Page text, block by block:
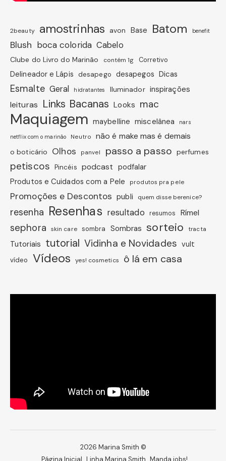
2beauty amostrinhas avon Base Batom benefit
Blush boca colorida Cabelo
Clube do Livro do Marinão contém 1g Corretivo
Delineador e Lápis desapego desapegos Dicas
Esmalte Geral hidratantes Iluminador inspirações
leituras Links Bacanas Looks mac
Maquiagem maybelline miscelânea nars
netflix com o marinão Neutro não é make mas é demais
o boticário Olhos panvel passo a passo perfumes
petiscos Pincéis podcast podfalar
Produtos e Cuidados com a Pele
produtos pra pele
Promoções e Descontos publi quem disse berenice?
resenha Resenhas resultado resumos Rímel
sephora skin care sombra Sombras sorteio tracta
Tutoriais tutorial Vidinha e Novidades vult
vídeo Vídeos yes! cosmetics ô lá em casa
2026 Marina Smith ©
Página Inicial Linha Marina Smith Manda jobs!